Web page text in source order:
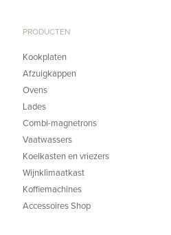
PRODUCTEN
Kookplaten
Afzuigkappen
Ovens
Lades
Combi-magnetrons
Vaatwassers
Koelkasten en vriezers
Wijnklimaatkast
Koffiemachines
Accessoires Shop